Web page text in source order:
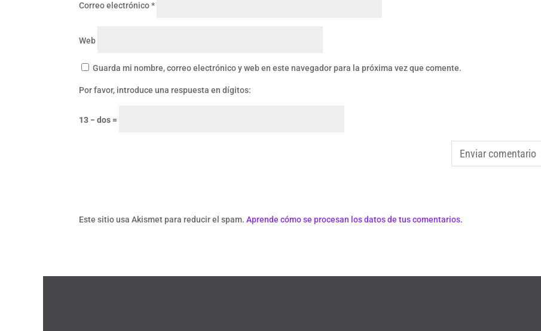
Correo electrónico*
Web
Guarda mi nombre, correo electrónico y web en este navegador para la próxima vez que comente.
Por favor, introduce una respuesta en dígitos:
13 − dos =
Este sitio usa Akismet para reducir el spam. Aprende cómo se procesan los datos de tus comentarios.